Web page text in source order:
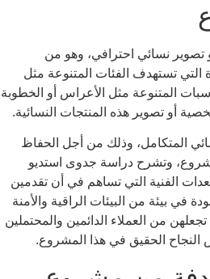
تصوير نسائي احترافي، وهو من
التي تستهدف الفئات المتنوعة مثل
المتنوعة مثل الأعراس أو الخطوبة
أو تصوير هذه المنتجات النسائية.
المتكامل، وذلك من أجل الحفاظ
وتشرح دراسة جدوى استديو
الفنية التي تساهم في أن تقدمين
في بيئة من البيئات الراقية والأمنة
من العملاء الدائمين والمحتملين
الحقيق في هذا المشروع.